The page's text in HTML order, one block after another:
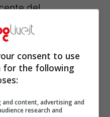
del
di marcia fatta
avrebbe causato
tra lo scooter
T Max 350, ed un
di vita il
consent to use
for the following
content, advertising and
research and